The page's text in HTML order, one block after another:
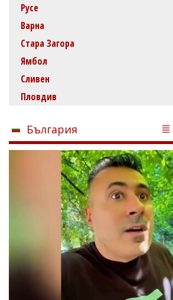
Русе
Варна
Стара Загора
Ямбол
Сливен
Пловдив
България